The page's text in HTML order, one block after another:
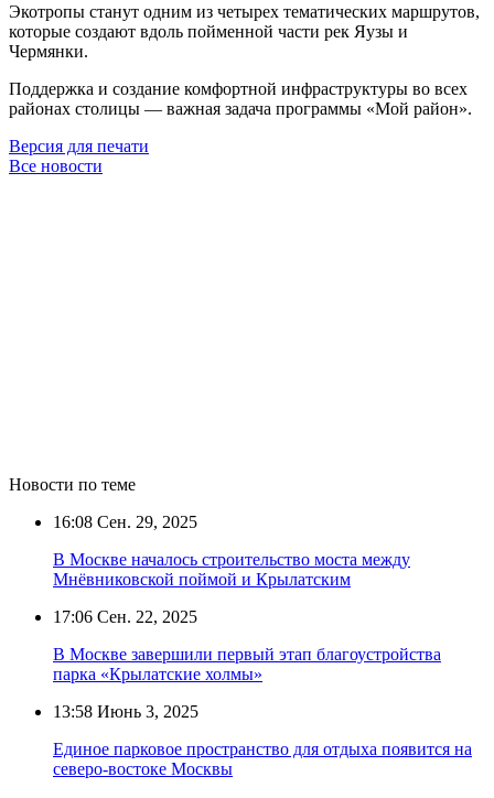
Экотропы станут одним из четырех тематических маршрутов,
которые создают вдоль пойменной части рек Яузы и
Чермянки.
Поддержка и создание комфортной инфраструктуры во всех
районах столицы — важная задача программы «Мой район».
Версия для печати
Все новости
Новости по теме
16:08 Сен. 29, 2025
В Москве началось строительство моста между
Мнёвниковской поймой и Крылатским
17:06 Сен. 22, 2025
В Москве завершили первый этап благоустройства
парка «Крылатские холмы»
13:58 Июнь 3, 2025
Единое парковое пространство для отдыха появится на
северо-востоке Москвы